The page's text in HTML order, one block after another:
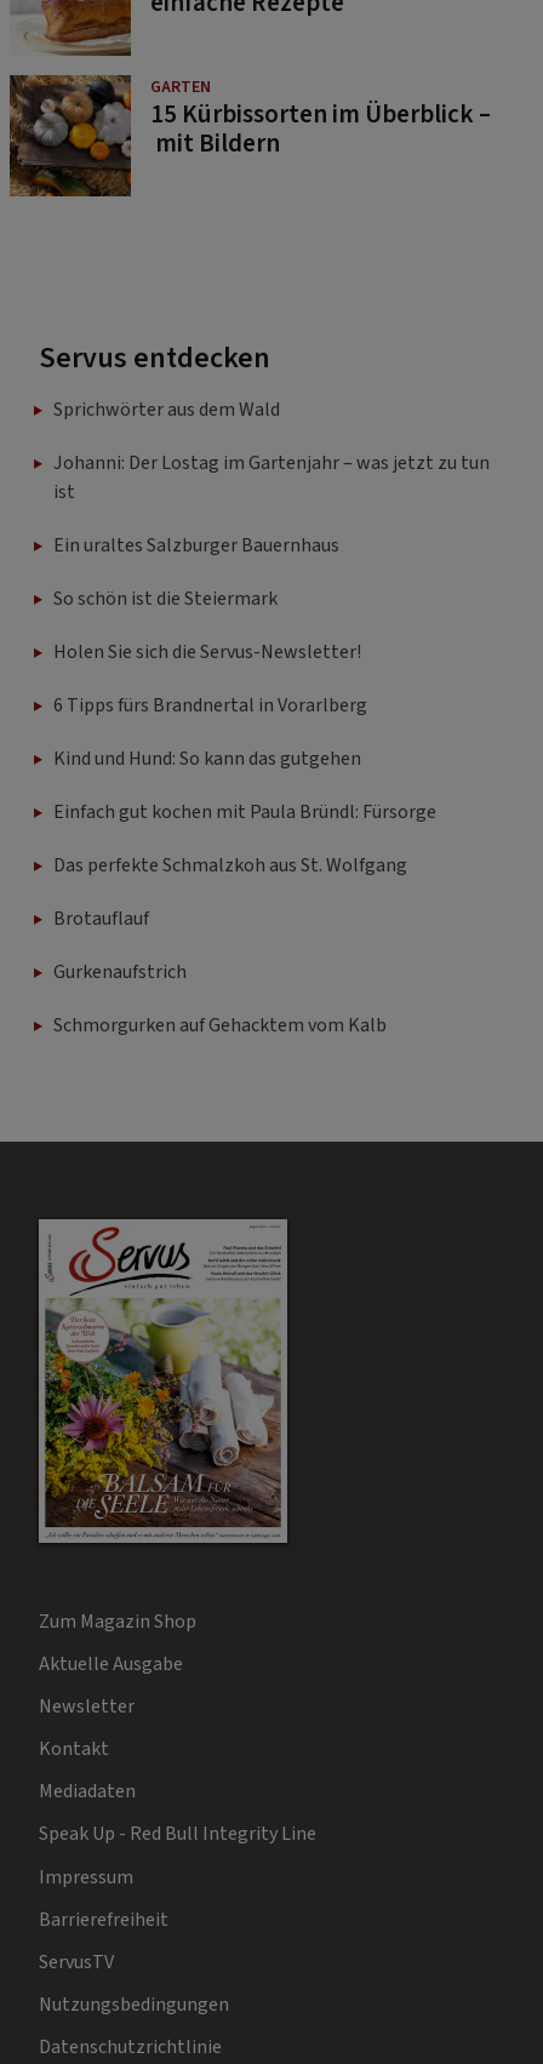
GARTEN
15 Kürbissorten im Überblick –
mit Bildern
Servus entdecken
Sprichwörter aus dem Wald
Johanni: Der Lostag im Gartenjahr – was jetzt zu tun
ist
Ein uraltes Salzburger Bauernhaus
So schön ist die Steiermark
Holen Sie sich die Servus-Newsletter!
6 Tipps fürs Brandnertal in Vorarlberg
Kind und Hund: So kann das gutgehen
Einfach gut kochen mit Paula Bründl: Fürsorge
Das perfekte Schmalzkoh aus St. Wolfgang
Brotauflauf
Gurkenaufstrich
Schmorgurken auf Gehacktem vom Kalb
Zum Magazin Shop
Aktuelle Ausgabe
Newsletter
Kontakt
Mediadaten
Speak Up - Red Bull Integrity Line
Impressum
Barrierefreiheit
ServusTV
Nutzungsbedingungen
Datenschutzrichtlinie